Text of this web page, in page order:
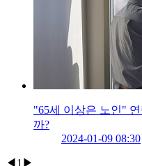
"65세 이상은 노인"
까?
2024-01-09 08:30
◀ 1 ▶